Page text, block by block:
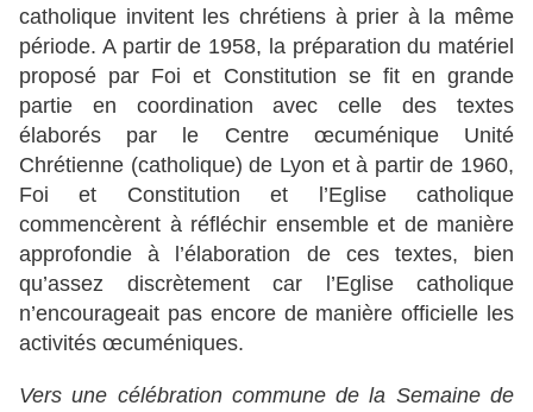
catholique invitent les chrétiens à prier à la même
période. A partir de 1958, la préparation du matériel
proposé par Foi et Constitution se fit en grande
partie en coordination avec celle des textes
élaborés par le Centre œcuménique Unité
Chrétienne (catholique) de Lyon et à partir de 1960,
Foi et Constitution et l’Eglise catholique
commencèrent à réfléchir ensemble et de manière
approfondie à l’élaboration de ces textes, bien
qu’assez discrètement car l’Eglise catholique
n’encourageait pas encore de manière officielle les
activités œcuméniques.
Vers une célébration commune de la Semaine de